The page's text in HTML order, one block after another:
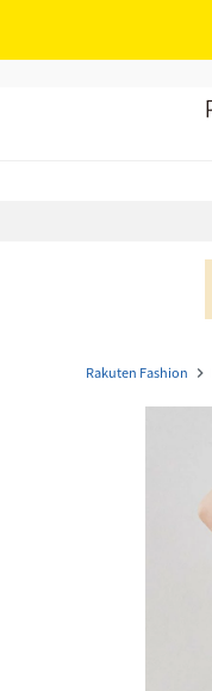
Rakuten Fashion navigate_next